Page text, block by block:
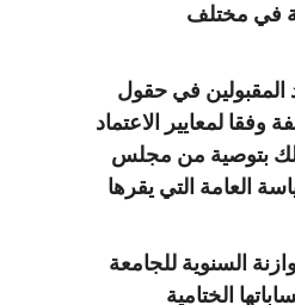
في مختلف
في حقول
وفقا لمعايير الاعتماد
بتوصية من مجلس
العامة التي يقرها
السنوية للجامعة
الختامية